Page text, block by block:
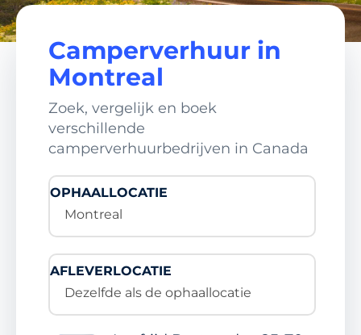
Camperverhuur in
Montreal
Zoek, vergelijk en boek
verschillende
camperverhuurbedrijven in Canada
OPHAALLOCATIE
Montreal
AFLEVERLOCATIE
Dezelfde als de ophaallocatie